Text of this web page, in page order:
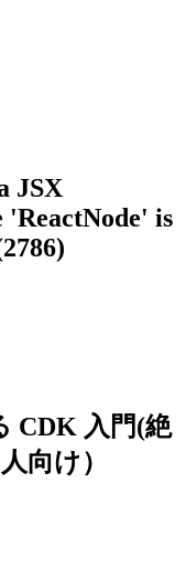
JSX
is
CDK 入門(絶
向け）